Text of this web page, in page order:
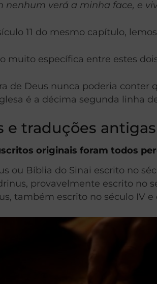
nenhum verá a minha face, e
11 do mesmo capítulo,
muito específica entre estes
de Deus nunca poderia
é a décima segunda linha
e traduções
originais foram todos
ou Bíblia do Sinai escrito no
provavelmente escrito no
também escrito no século IV